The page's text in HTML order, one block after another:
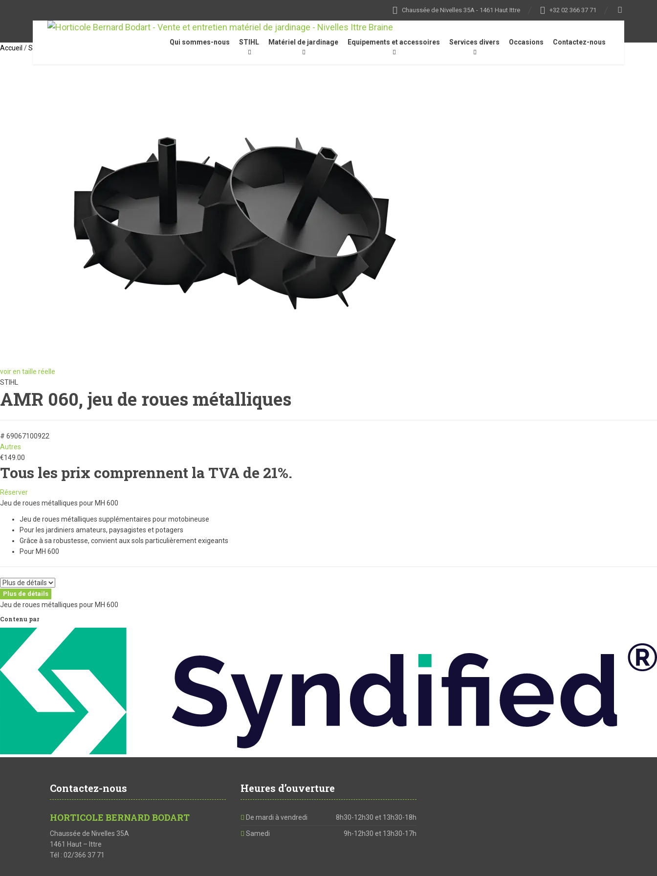
Chaussée de Nivelles 35A - 1461 Haut Ittre +32 02 366 37 71
Qui sommes-nous STIHL Matériel de jardinage Equipements et accessoires Services divers Occasions Contactez-nous
Accueil /STIHL Accessoires Accessoires pour motoculteurs / motobineuses AMR 060, jeu de roues métalliques
voir en taille réelle
STIHL
AMR 060, jeu de roues métalliques
# 69067100922
Autres
€149.00
Tous les prix comprennent la TVA de 21%.
Réserver
Jeu de roues métalliques pour MH 600
Jeu de roues métalliques supplémentaires pour motobineuse
Pour les jardiniers amateurs, paysagistes et potagers
Grâce à sa robustesse, convient aux sols particulièrement exigeants
Pour MH 600
Plus de détails
Jeu de roues métalliques pour MH 600
Contenu par
Contactez-nous
HORTICOLE BERNARD BODART
Chaussée de Nivelles 35A
1461 Haut – Ittre
Tél : 02/366 37 71
Heures d’ouverture
De mardi à vendredi 8h30-12h30 et 13h30-18h
Samedi 9h-12h30 et 13h30-17h